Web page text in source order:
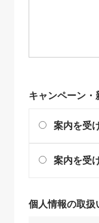
キャンペーン・
案内を受
案内を受
個人情報の取扱